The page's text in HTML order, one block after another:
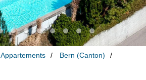
Appartements
Bern (Canton)